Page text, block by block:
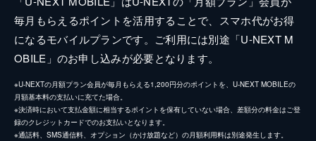
毎月もらえるポイントを活用することで、スマホ代がお得
になるモバイルプランです。ご利用には別途「U-NEXT M
OBILE」のお申し込みが必要となります。
※U-NEXTの月額プラン会員が毎月もらえる1,200円分のポイントを、U-NEXT MOBILEの
月額基本料の支払いに充てた場合。
※決済時において支払金額に相当するポイントを保有していない場合、差額分の料金はご登
録のクレジットカードでのお支払いとなります。
※通話料、SMS通信料、オプション（かけ放題など）の月額利用料は別途発生します。